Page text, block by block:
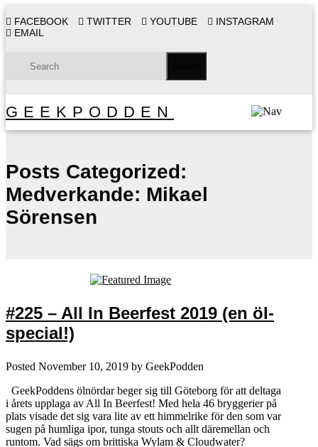
FACEBOOK TWITTER YOUTUBE
INSTAGRAM
EMAIL
GEEKPODDEN
Posts Categorized:
Medverkande: Mikael
Sörensen
#225 – All In Beerfest 2019 (en öl-
special!)
Posted November 10, 2019 by GeekPodden
GeekPoddens ölnördar beger sig till Göteborg för att deltaga
i årets upplaga av All In Beerfest! Med hela 46 bryggerier på
plats visade det sig vara lite av ett himmelrike för den som var
sugen på humliga ipor, tunga stouts och allt däremellan och
runtom. Vad sägs om brittiska Wylam & Cloudwater?